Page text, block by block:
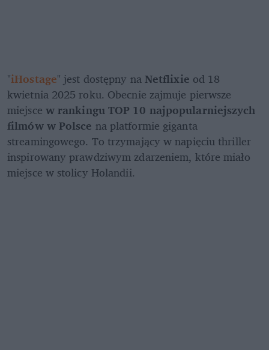
"iHostage" jest dostępny na Netflixie od 18
kwietnia 2025 roku. Obecnie zajmuje pierwsze
miejsce w rankingu TOP 10 najpopularniejszych
filmów w Polsce na platformie giganta
streamingowego. To trzymający w napięciu thriller
inspirowany prawdziwym zdarzeniem, które miało
miejsce w stolicy Holandii.